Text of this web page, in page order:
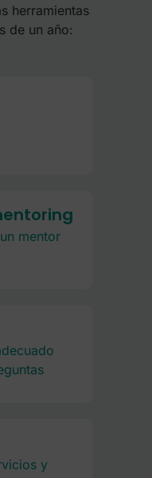
herramientas
de un año:
mentor
y